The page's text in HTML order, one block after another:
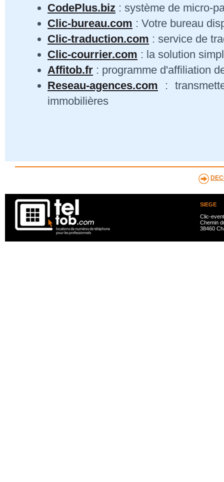
CodePlus.biz : système de micro-
Clic-bureau.com : Votre bureau
Clic-traduction.com : service de
Clic-courrier.com : la solution
Affitob.fr : programme d'affiliation
Reseau-agences.com :
immobilières
SIEGE
Clic-
Chemin
38460